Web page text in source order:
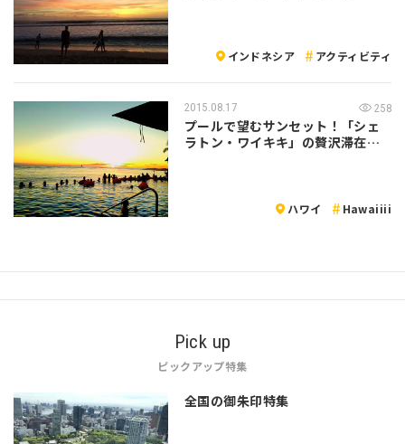
インドネシア アクティビティ
2015.08.17 258
プールで望むサンセット！「シェ
ラトン・ワイキキ」の贅沢滞在レ
ハワイ Hawaiiii
Pick up
ピックアップ特集
全国の御朱印特集